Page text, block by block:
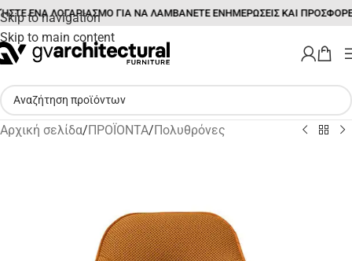
Skip to navigation
Skip to main content
ΕΝΑ ΛΟΓΑΡΙΑΣΜΟ ΓΙΑ ΝΑ ΛΑΜΒΑΝΕΤΕ ΕΝΗΜΕΡΩΣΕΙΣ ΚΑΙ
Αρχική σελίδα/ΠΡΟΪΟΝΤΑ/Πολυθρόνες